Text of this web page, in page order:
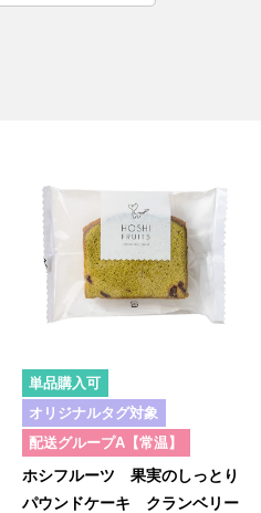
単品購入可
オリジナルタグ対象
配送グループA【常温】
ホシフルーツ 果実のしっとり
パウンドケーキ クランベリー